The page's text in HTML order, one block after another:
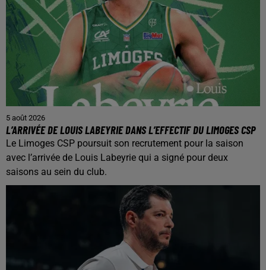
5 août 2026
L’ARRIVÉE DE LOUIS LABEYRIE DANS L’EFFECTIF DU LIMOGES CSP
Le Limoges CSP poursuit son recrutement pour la saison
avec l’arrivée de Louis Labeyrie qui a signé pour deux
saisons au sein du club.